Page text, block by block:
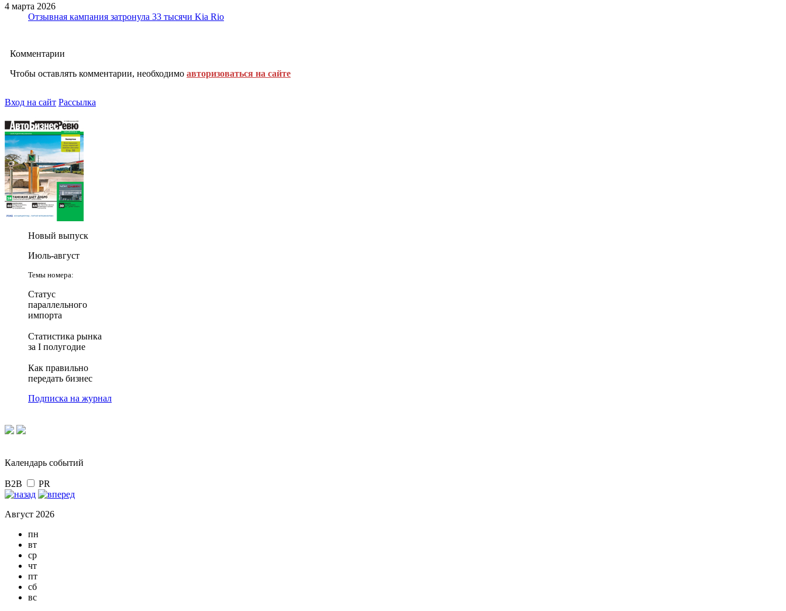
4 марта 2026
Отзывная кампания затронула 33 тысячи Kia Rio
Комментарии
Чтобы оставлять комментарии, необходимо авторизоваться на сайте
Вход на сайт Рассылка
Новый выпуск
Июль-август
Темы номера:
Статус
параллельного
импорта
Статистика рынка
за I полугодие
Как правильно
передать бизнес
Подписка на журнал
Календарь событий
B2B PR
Август 2026
пн
вт
ср
чт
пт
сб
вс